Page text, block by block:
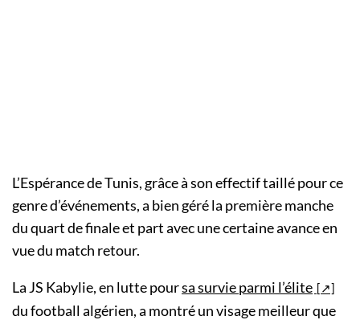
L’Espérance de Tunis, grâce à son effectif taillé pour ce
genre d’événements, a bien géré la première manche
du quart de finale et part avec une certaine avance en
vue du match retour.
La JS Kabylie, en lutte poursa survie parmi l’élite
du football algérien, a montré un visage meilleur que